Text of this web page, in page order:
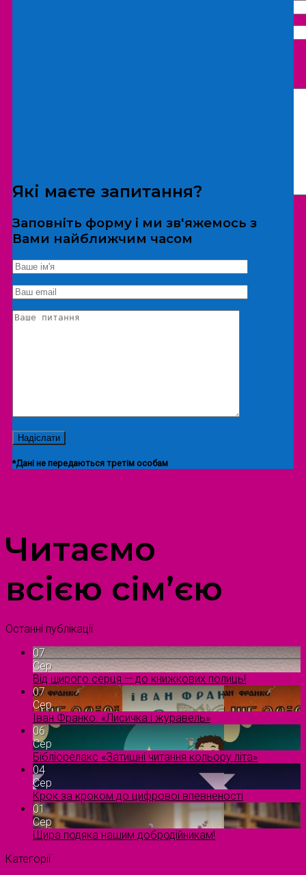
*Дані не передаються третім особам
Екскурсія/локація
Які маєте запитання?
Заповніть форму і ми зв'яжемось з
Вами найближчим часом
*Дані не передаються третім особам
Читаємо
всією сім’єю
Останні публікації
07
Сер
Від щирого серця — до книжкових полиць!
07
Сер
Іван Франко. «Лисичка і журавель»
06
Сер
Бібліорелакс «Затишні читання кольору літа»
04
Сер
Крок за кроком до цифрової впевненості
01
Сер
Щира подяка нашим добродійникам!
Категорії